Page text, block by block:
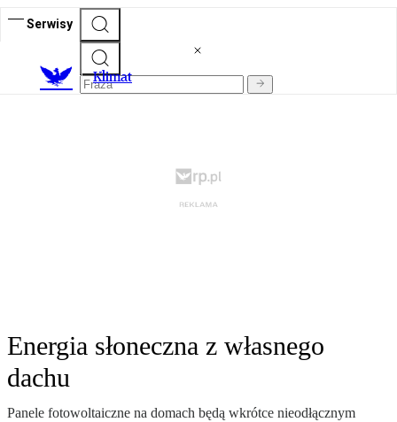
Serwisy
Klimat
Energia słoneczna z własnego
dachu
Panele fotowoltaiczne na domach będą wkrótce nieodłącznym